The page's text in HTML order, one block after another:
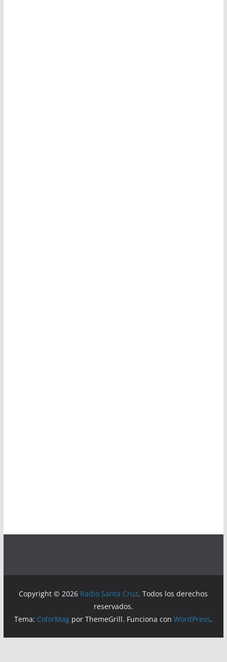
Copyright © 2026 Radio Santa Cruz. Todos los derechos
reservados.
Tema: ColorMag por ThemeGrill. Funciona conWordPress.